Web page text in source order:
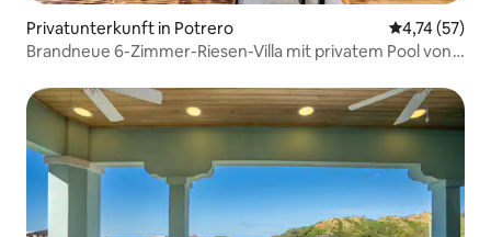
Privatunterkunft in Potrero
4,74 (57)
Brandneue 6-Zimmer-Riesen-Villa mit privatem Pool von